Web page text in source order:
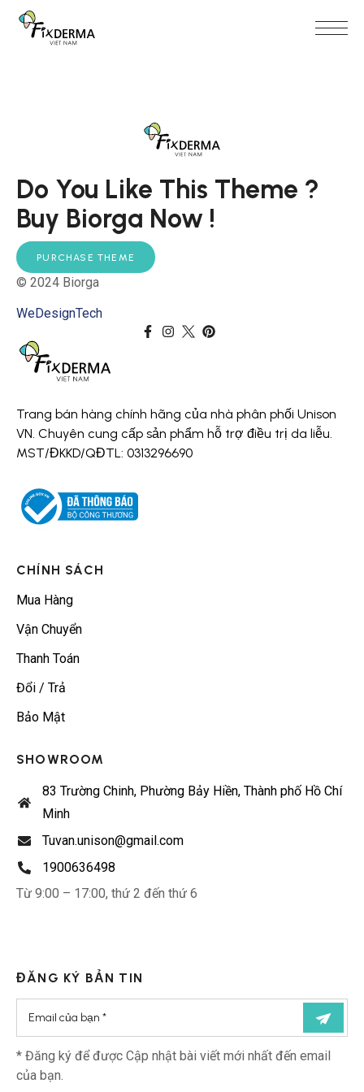
Do You Like This Theme ?
Buy Biorga Now !
PURCHASE THEME
© 2024 Biorga
WeDesignTech
Trang bán hàng chính hãng của nhà phân phối Unison
VN. Chuyên cung cấp sản phẩm hỗ trợ điều trị da liễu.
MST/ĐKKD/QĐTL: 0313296690
CHÍNH SÁCH
Mua Hàng
Vận Chuyển
Thanh Toán
Đổi / Trả
Bảo Mật
SHOWROOM
83 Trường Chinh, Phường Bảy Hiền, Thành phố Hồ Chí
Minh
Tuvan.unison@gmail.com
1900636498
Từ 9:00 – 17:00, thứ 2 đến thứ 6
ĐĂNG KÝ BẢN TIN
* Đăng ký để được Cập nhật bài viết mới nhất đến email
của bạn.